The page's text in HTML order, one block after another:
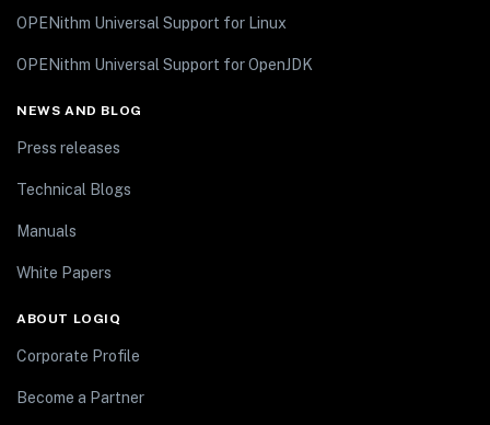
OPENithm Universal Support for Linux
OPENithm Universal Support for OpenJDK
NEWS AND BLOG
Press releases
Technical Blogs
Manuals
White Papers
ABOUT LOGIQ
Corporate Profile
Become a Partner